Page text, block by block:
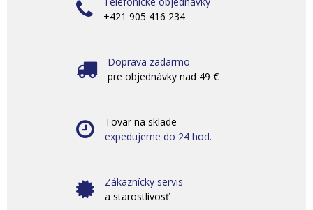
+421 905 416 234
Doprava zadarmo
pre objednávky nad 49 €
Tovar na sklade
expedujeme do 24 hod.
Zákaznícky servis
a starostlivosť